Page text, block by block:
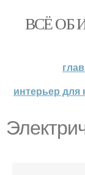
ВСЁ ОБ
интерьер для